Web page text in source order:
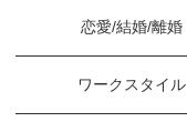
恋愛/結婚/離婚
ワークスタイル